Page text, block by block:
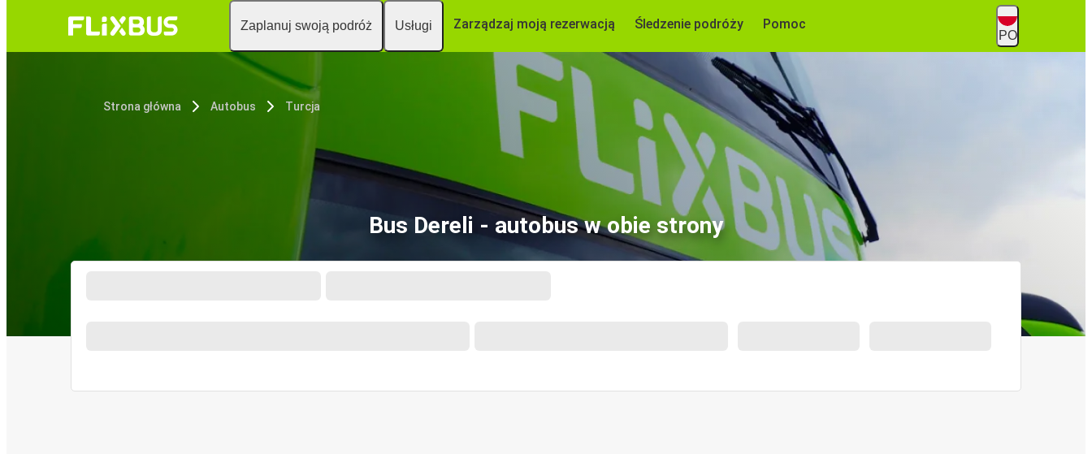
Zaplanuj swoją podróż Usługi Zarządzaj moją rezerwacją Śledzenie podróży Pomoc
PO
Strona główna Autobus Turcja
Bus Dereli - autobus w obie strony